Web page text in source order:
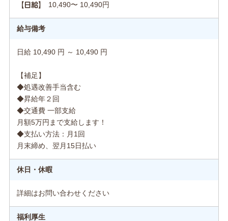
【日給】 10,490〜 10,490円
給与備考
日給 10,490 円 ～ 10,490 円
【補足】
◆処遇改善手当含む
◆昇給年２回
◆交通費 一部支給
月額5万円まで支給します！
◆支払い方法：月1回
月末締め、翌月15日払い
休日・休暇
詳細はお問い合わせください
福利厚生